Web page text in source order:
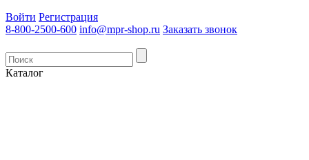
Войти Регистрация
8-800-2500-600 info@mpr-shop.ru Заказать звонок
Каталог